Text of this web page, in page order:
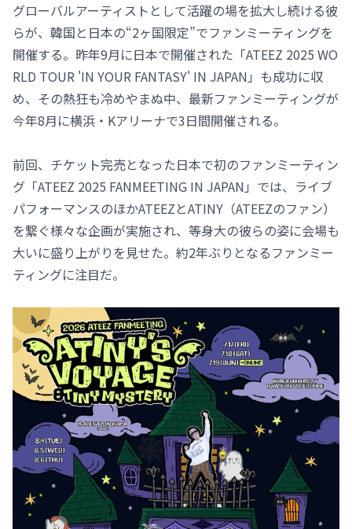
グローバルアーティストとして活躍の場を拡大し続ける彼
らが、韓国と日本の“2ヶ国限定”でファンミーティングを
開催する。昨年9月に日本で開催された「ATEEZ 2025 WO
RLD TOUR 'IN YOUR FANTASY' IN JAPAN」も成功に収
め、その熱狂も冷めやまぬ中、最新ファンミーティングが
今年8月に横浜・Kアリーナで3日間開催される。
前回、チケット完売となった日本で初のファンミーティン
グ「ATEEZ 2025 FANMEETING IN JAPAN」では、ライブ
パフォーマンスのほかATEEZとATINY（ATEEZのファン）
を繋ぐ様々な企画が実施され、等身大の彼らの姿に会場も
大いに盛り上がりを見せた。約2年ぶりとなるファンミー
ティングに注目だ。